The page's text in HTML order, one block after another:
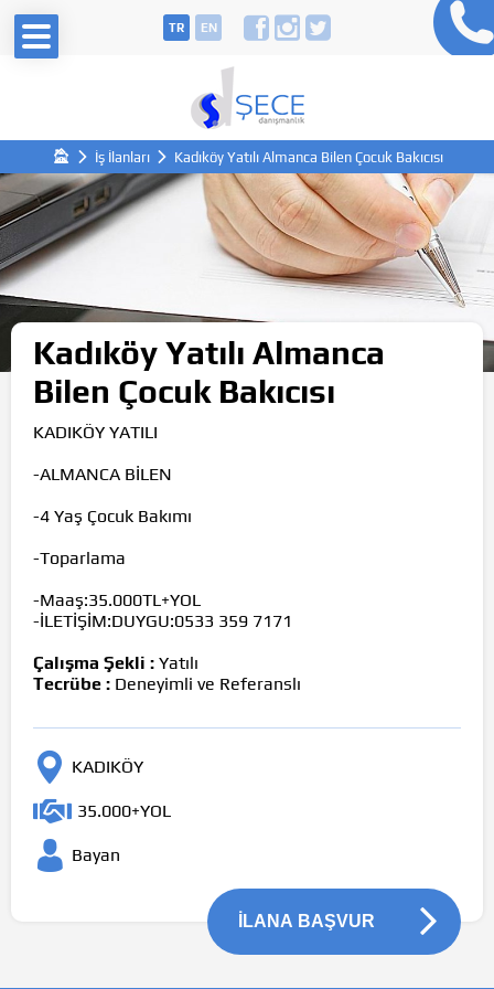
TR EN
İş İlanları Kadıköy Yatılı Almanca Bilen Çocuk Bakıcısı
Kadıköy Yatılı Almanca
Bilen Çocuk Bakıcısı
KADIKÖY YATILI
-ALMANCA BİLEN
-4 Yaş Çocuk Bakımı
-Toparlama
-Maaş:35.000TL+YOL
-İLETİŞİM:DUYGU:0533 359 7171
Çalışma Şekli : Yatılı
Tecrübe : Deneyimli ve Referanslı
KADIKÖY
35.000+YOL
Bayan
İLANA BAŞVUR